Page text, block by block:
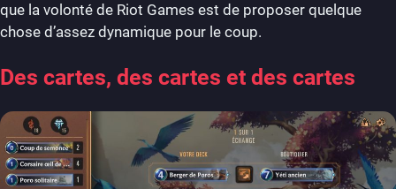
que la volonté de Riot Games est de proposer quelque
chose d’assez dynamique pour le coup.
Des cartes, des cartes et des cartes